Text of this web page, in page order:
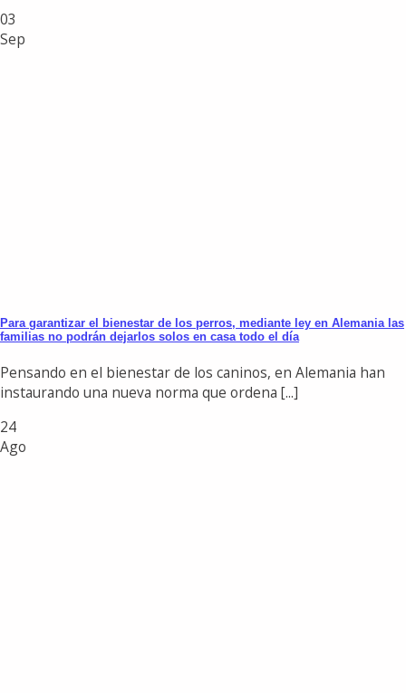
03
Sep
Para garantizar el bienestar de los perros, mediante ley en Alemania las
familias no podrán dejarlos solos en casa todo el día
Pensando en el bienestar de los caninos, en Alemania han
instaurando una nueva norma que ordena [...]
24
Ago